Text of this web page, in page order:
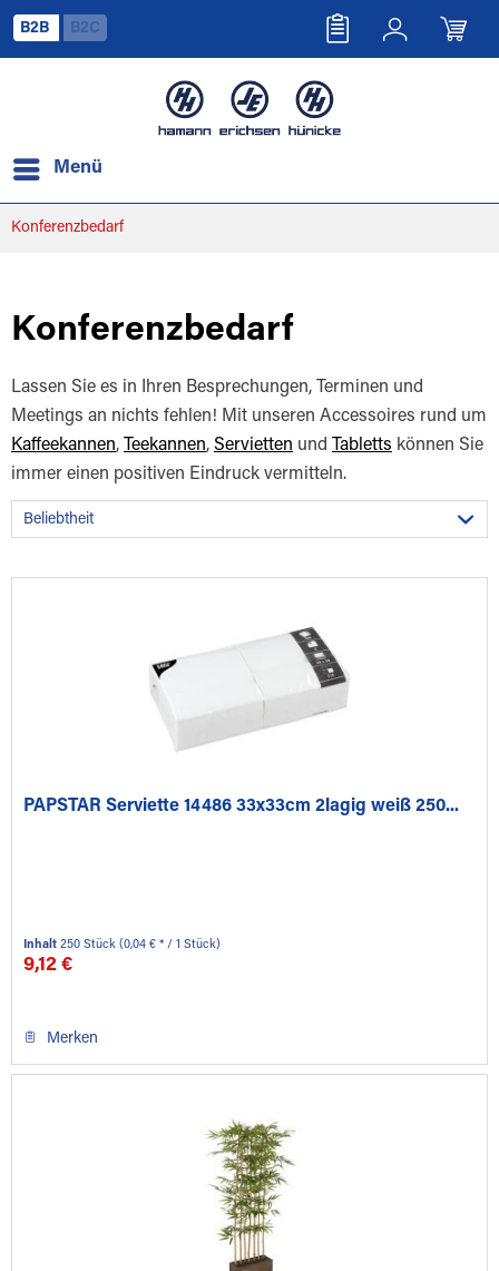
B2B B2C
Menü
Konferenzbedarf
Konferenzbedarf
Lassen Sie es in Ihren Besprechungen, Terminen und
Meetings an nichts fehlen! Mit unseren Accessoires rund um
Kaffeekannen, Teekannen, Servietten und Tabletts können Sie
immer einen positiven Eindruck vermitteln.
PAPSTAR Serviette 14486 33x33cm 2lagig weiß 250...
Inhalt250 Stück(0,04 € * / 1 Stück)
9,12 €
Merken